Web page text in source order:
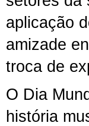
aplicação
amizade
troca de
O Dia
história